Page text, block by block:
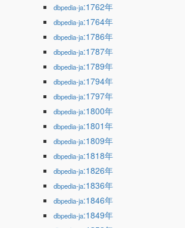
dbpedia-ja:1762年
dbpedia-ja:1764年
dbpedia-ja:1786年
dbpedia-ja:1787年
dbpedia-ja:1789年
dbpedia-ja:1794年
dbpedia-ja:1797年
dbpedia-ja:1800年
dbpedia-ja:1801年
dbpedia-ja:1809年
dbpedia-ja:1818年
dbpedia-ja:1826年
dbpedia-ja:1836年
dbpedia-ja:1846年
dbpedia-ja:1849年